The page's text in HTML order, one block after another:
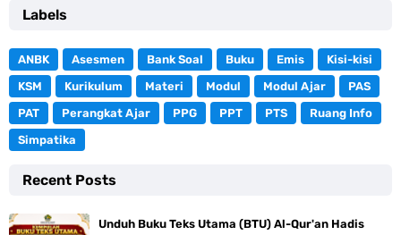
Labels
ANBK Asesmen Bank Soal Buku Emis
Kisi-kisi
KSM
Kurikulum Materi Modul Modul Ajar
PAS
PAT
Perangkat Ajar PPG PPT PTS
Ruang Info
Simpatika
Recent Posts
Unduh Buku Teks Utama (BTU) Al-Qur'an Hadis